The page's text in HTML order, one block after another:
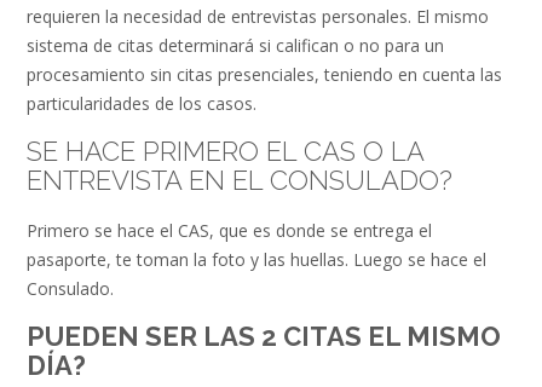
requieren la necesidad de entrevistas personales. El mismo
sistema de citas determinará si califican o no para un
procesamiento sin citas presenciales, teniendo en cuenta las
particularidades de los casos.
SE HACE PRIMERO EL CAS O LA
ENTREVISTA EN EL CONSULADO?
Primero se hace el CAS, que es donde se entrega el
pasaporte, te toman la foto y las huellas. Luego se hace el
Consulado.
PUEDEN SER LAS 2 CITAS EL MISMO
DÍA?